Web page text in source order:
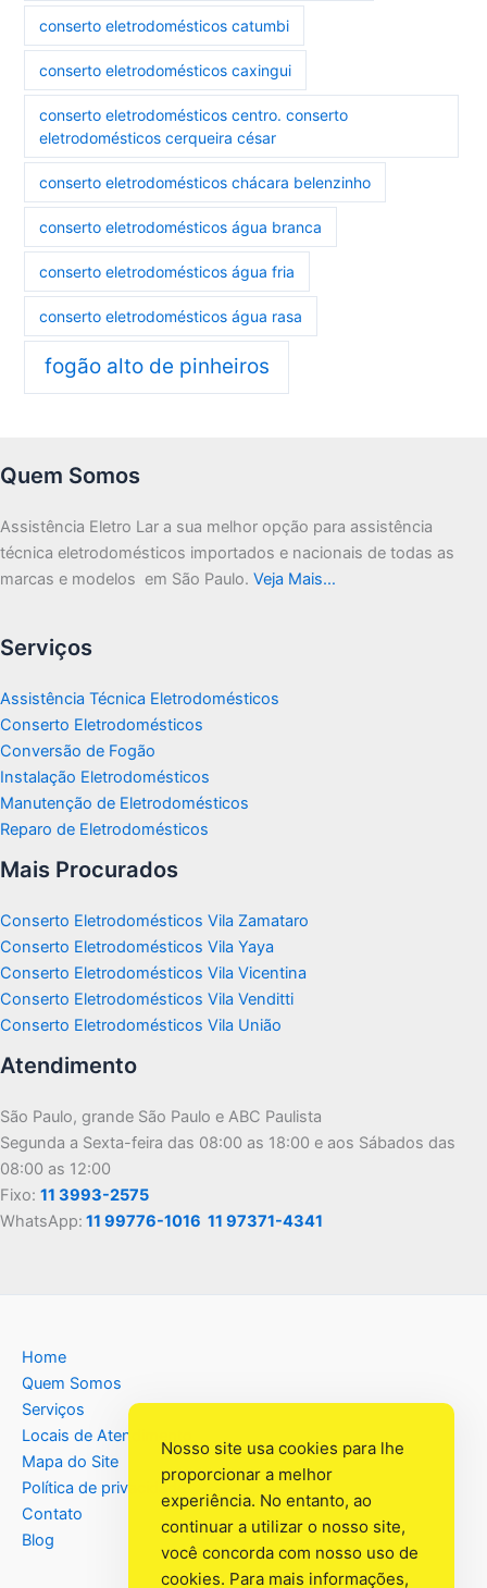
conserto eletrodomésticos catumbi
conserto eletrodomésticos caxingui
conserto eletrodomésticos centro. conserto
eletrodomésticos cerqueira césar
conserto eletrodomésticos chácara belenzinho
conserto eletrodomésticos água branca
conserto eletrodomésticos água fria
conserto eletrodomésticos água rasa
fogão alto de pinheiros
Quem Somos
Assistência Eletro Lar a sua melhor opção para assistência
técnica eletrodomésticos importados e nacionais de todas as
marcas e modelos em São Paulo. Veja Mais…
Serviços
Assistência Técnica Eletrodomésticos
Conserto Eletrodomésticos
Conversão de Fogão
Instalação Eletrodomésticos
Manutenção de Eletrodomésticos
Reparo de Eletrodomésticos
Mais Procurados
Conserto Eletrodomésticos Vila Zamataro
Conserto Eletrodomésticos Vila Yaya
Conserto Eletrodomésticos Vila Vicentina
Conserto Eletrodomésticos Vila Venditti
Conserto Eletrodomésticos Vila União
Atendimento
São Paulo, grande São Paulo e ABC Paulista
Segunda a Sexta-feira das 08:00 as 18:00 e aos Sábados das
08:00 as 12:00
Fixo: 11 3993-2575
WhatsApp: 11 99776-1016 11 97371-4341
Home
Quem Somos
Serviços
Locais de Atendimento
Mapa do Site
Política de privacidade
Contato
Blog
Nosso site usa cookies para lhe
proporcionar a melhor
experiência. No entanto, ao
continuar a utilizar o nosso site,
você concorda com nosso uso de
cookies. Para mais informações,